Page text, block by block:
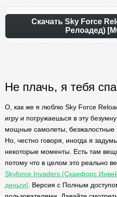
Скачать Sky Force
Релоадед)
Не плачь, я тебя
О, как же я люблю Sky Force
игру и погружаешься в эту
мощные самолеты, безжалостные
Но, честно говоря, иногда я
некоторые моменты. Есть там
потому что в целом это реально
Skyforce Invaders (Скаифорс
деньги] . Версия с Полным